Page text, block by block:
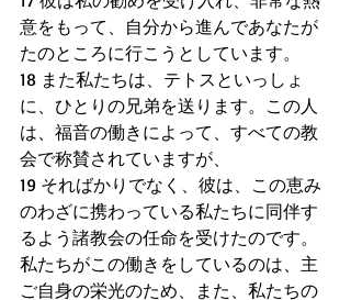
意をもって、自分から進んであなたが
たのところに行こうとしています。
18 また私たちは、テトスといっしょ
に、ひとりの兄弟を送ります。この人
は、福音の働きによって、すべての教
会で称賛されていますが、
19 そればかりでなく、彼は、この恵み
のわざに携わっている私たちに同伴す
るよう諸教会の任命を受けたのです。
私たちがこの働きをしているのは、主
ご自身の栄光のため、また、私たちの